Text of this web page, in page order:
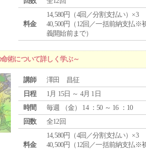
料金
14,580円（4回／分割支払い）×3
40,500円（12回／一括前納支払※
義開始前まで）
術について詳しく学ぶ～
講師
澤田 昌征
日程
1月 15日 ～ 4月 1日
時間
毎週 （金） 14 ：50 ～ 16 ：10
回数
全12回
料金
14,580円（4回／分割支払い）×3
40,500円（12回／一括前納支払※